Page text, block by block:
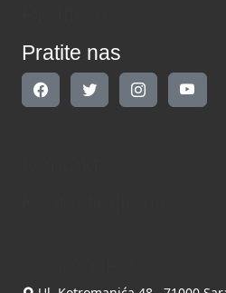
Pratite nas